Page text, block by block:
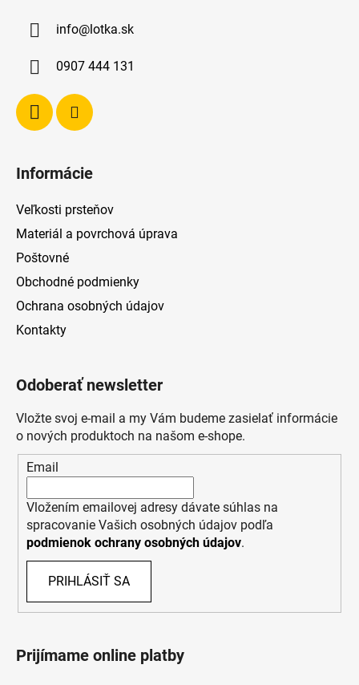
info@lotka.sk
0907 444 131
Informácie
Veľkosti prsteňov
Materiál a povrchová úprava
Poštovné
Obchodné podmienky
Ochrana osobných údajov
Kontakty
Odoberať newsletter
Vložte svoj e-mail a my Vám budeme zasielať informácie
o nových produktoch na našom e-shope.
Email
Vložením emailovej adresy dávate súhlas na
spracovanie Vašich osobných údajov podľa
podmienok ochrany osobných údajov.
PRIHLÁSIŤ SA
Prijímame online platby